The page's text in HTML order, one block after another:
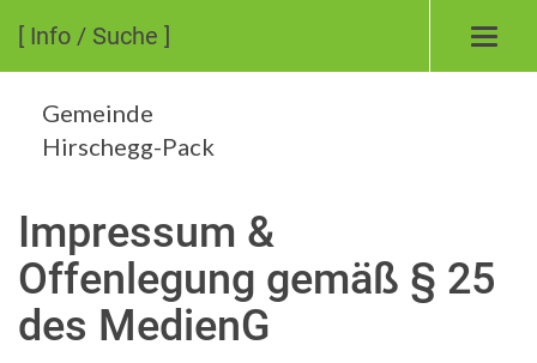
[ Info / Suche ]
Gemeinde
Hirschegg-Pack
Impressum &
Offenlegung gemäß § 25
des MedienG